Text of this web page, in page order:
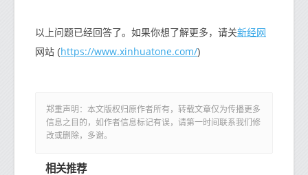
以上问题已经回答了。如果你想了解更多，请关新经网
网站 (https://www.xinhuatone.com/)
郑重声明：本文版权归原作者所有，转载文章仅为传播更多
信息之目的，如作者信息标记有误，请第一时间联系我们修
改或删除，多谢。
相关推荐